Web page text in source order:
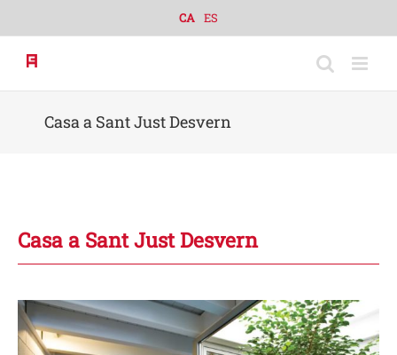
content
CA ES
Casa a Sant Just Desvern
Casa a Sant Just Desvern